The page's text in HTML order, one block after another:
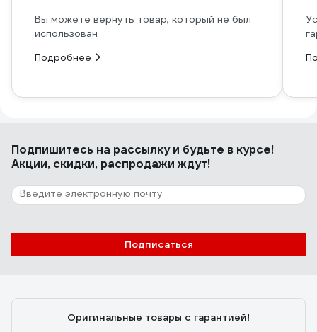
Вы можете вернуть товар, который не был
использован
Подробнее
Подпишитесь на рассылкуи будьте в курсе!
Акции, скидки, распродажи ждут!
Подписаться
Оригинальные товары с гарантией!